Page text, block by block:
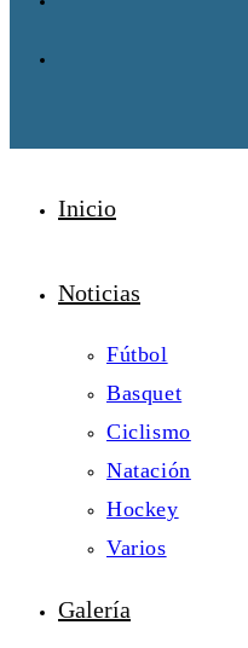
Inicio
Noticias
Fútbol
Basquet
Ciclismo
Natación
Hockey
Varios
Galería